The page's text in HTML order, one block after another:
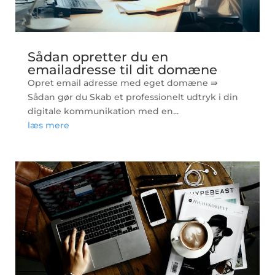
Sådan opretter du en
emailadresse til dit domæne
Opret email adresse med eget domæne ⇛
Sådan gør du Skab et professionelt udtryk i din
digitale kommunikation med en...
læs mere